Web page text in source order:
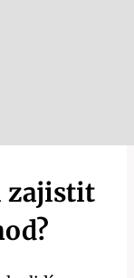
zajistit